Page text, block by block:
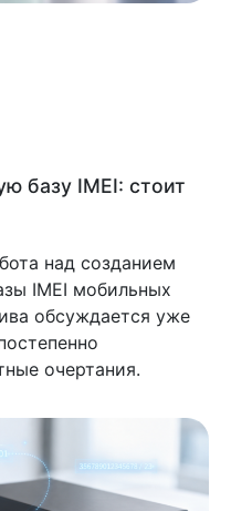
базу IMEI: стоит
над созданием
IMEI мобильных
обсуждается уже
очертания.